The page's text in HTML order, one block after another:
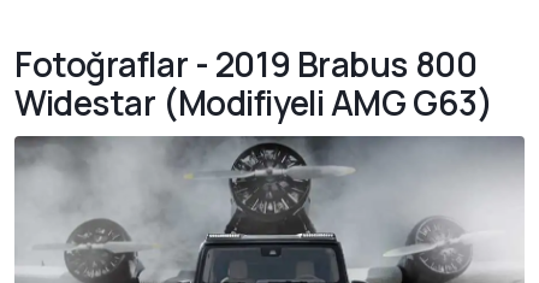
Fotoğraflar - 2019 Brabus 800
Widestar (Modifiyeli AMG G63)